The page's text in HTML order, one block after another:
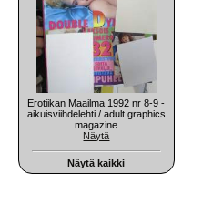
Erotiikan Maailma 1992 nr 8-9 -
aikuisviihdelehti / adult graphics
magazine
Näytä
Näytä kaikki